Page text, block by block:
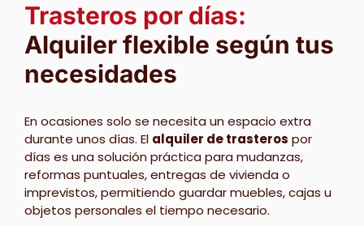
Trasteros por días:
Alquiler flexible según tus
necesidades
En ocasiones solo se necesita un espacio extra
durante unos días. El alquiler de trasteros por
días es una solución práctica para mudanzas,
reformas puntuales, entregas de vivienda o
imprevistos, permitiendo guardar muebles, cajas u
objetos personales el tiempo necesario.